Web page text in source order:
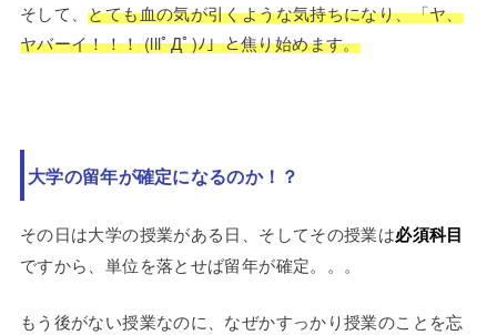
そして、とても血の気が引くような気持ちになり、「ヤ、
ヤバーイ！！！ (lllﾟДﾟ)ﾉ」と焦り始めます。
大学の留年が確定になるのか！？
その日は大学の授業がある日、そしてその授業は必須科目
ですから、単位を落とせば留年が確定。。。
もう後がない授業なのに、なぜかすっかり授業のことを忘